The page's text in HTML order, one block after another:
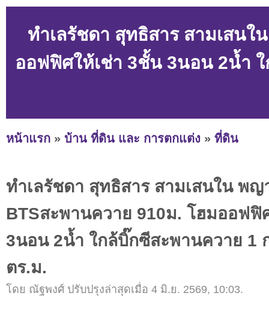
ทำเลรัชดา สุทธิสาร สามเสน
ออฟฟิศให้เช่า 3ชั้น 3นอน 2น้ำ
หน้าแรก » บ้าน ที่ดิน และ การตกแต่ง » ที่ดิน
ทำเลรัชดา สุทธิสาร สามเสนใน พญ
BTSสะพานควาย 910ม. โฮมออฟฟิ
3นอน 2น้ำ ใกล้บิ๊กซีสะพานควาย 1
ตร.ม.
โดย ณัฐพงศ์ ปรับปรุงล่าสุดเมื่อ 4 มิ.ย. 2569, 10:03.